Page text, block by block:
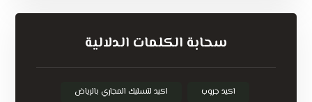
سحابة الكلمات الدلالية
اكيد جروب اكيد لتسليك المجاري بالرياض